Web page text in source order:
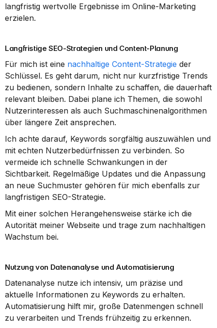
langfristig wertvolle Ergebnisse im Online-Marketing
erzielen.
Langfristige SEO-Strategien und Content-Planung
Für mich ist eine nachhaltige Content-Strategie der
Schlüssel. Es geht darum, nicht nur kurzfristige Trends
zu bedienen, sondern Inhalte zu schaffen, die dauerhaft
relevant bleiben. Dabei plane ich Themen, die sowohl
Nutzerinteressen als auch Suchmaschinenalgorithmen
über längere Zeit ansprechen.
Ich achte darauf, Keywords sorgfältig auszuwählen und
mit echten Nutzerbedürfnissen zu verbinden. So
vermeide ich schnelle Schwankungen in der
Sichtbarkeit. Regelmäßige Updates und die Anpassung
an neue Suchmuster gehören für mich ebenfalls zur
langfristigen SEO-Strategie.
Mit einer solchen Herangehensweise stärke ich die
Autorität meiner Webseite und trage zum nachhaltigen
Wachstum bei.
Nutzung von Datenanalyse und Automatisierung
Datenanalyse nutze ich intensiv, um präzise und
aktuelle Informationen zu Keywords zu erhalten.
Automatisierung hilft mir, große Datenmengen schnell
zu verarbeiten und Trends frühzeitig zu erkennen.